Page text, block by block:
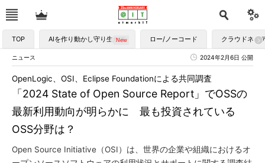
TOP AIを作り動かし守り生かす ロー/ノーコード クラウドネイ
ニュース 2024年2月6日 公開
「2024 State of Open Source Report」でOSSの
最新利用動向が明らかに 最も投資されている
OSS分野は？
OpenLogic、OSI、Eclipse Foundationによる共同調査
Open Source Initiative（OSI）は、世界の企業や組織におけるオ